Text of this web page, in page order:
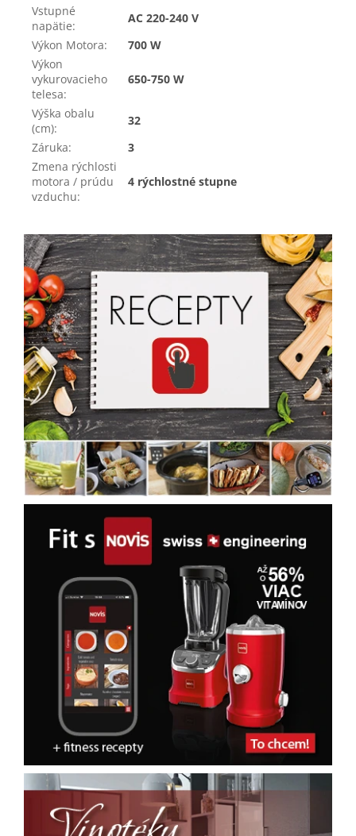
Vstupné
napätie:
AC 220-240 V
Výkon Motora:
700 W
Výkon
vykurovacieho
telesa:
650-750 W
Výška obalu
(cm):
32
Záruka:
3
Zmena rýchlosti
motora / prúdu
vzduchu:
4 rýchlostné stupne